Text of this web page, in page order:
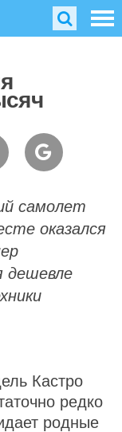
самолет
оказался
дешевле
Кастро
редко
родные